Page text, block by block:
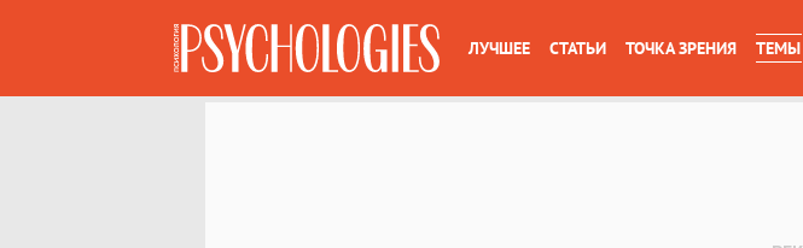
ЛУЧШЕЕ СТАТЬИ ТОЧКА ЗРЕНИЯ ТЕМЫ